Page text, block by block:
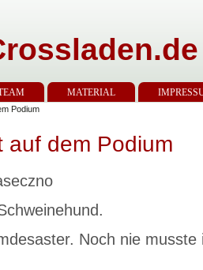
MATERIAL
Podium
auf dem Podium
Noch nie musste